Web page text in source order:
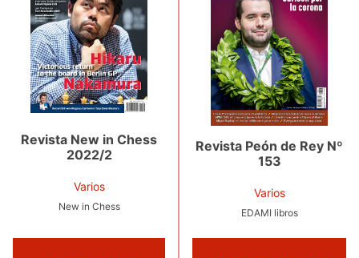
Revista New in Chess
2022/2
Varios
New in Chess
Revista Peón de Rey Nº
153
Varios
EDAMI libros